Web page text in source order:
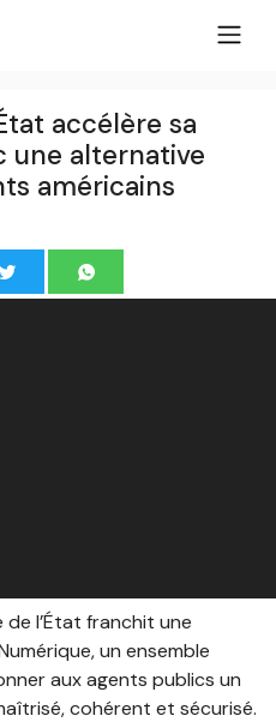
accélère sa
une alternative
américains
l’État franchit une
un ensemble
aux agents publics un
cohérent et sécurisé.